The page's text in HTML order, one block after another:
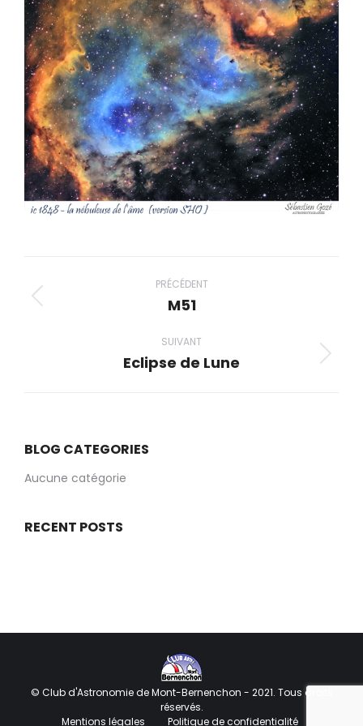
album
PRÉCÉDENT
Album
:
M51
SUIVANT
Album
Eclipse de Lune
BLOG CATEGORIES
Aucune catégorie
RECENT POSTS
© Club d'Astronomie de Mont-Bernenchon - 2021. Tous droits
réservés.
Mentions légales
Politique de confidentialité